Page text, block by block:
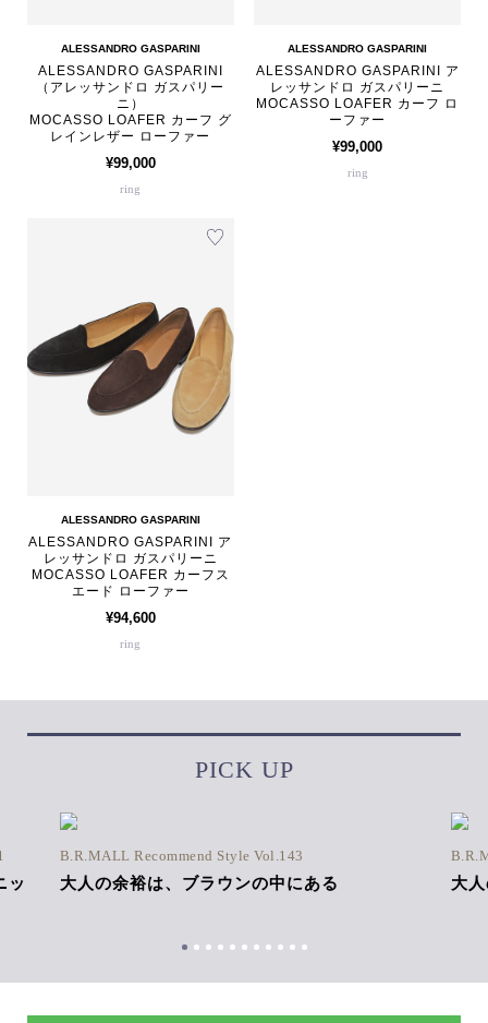
ALESSANDRO GASPARINI
ALESSANDRO GASPARINI
（アレッサンドロ ガスパリー
ニ）
MOCASSO LOAFER カーフ グ
レインレザー ローファー
¥99,000
ring
ALESSANDRO GASPARINI
ALESSANDRO GASPARINI ア
レッサンドロ ガスパリーニ
MOCASSO LOAFER カーフ ロ
ーファー
¥99,000
ring
ALESSANDRO GASPARINI
ALESSANDRO GASPARINI ア
レッサンドロ ガスパリーニ
MOCASSO LOAFER カーフス
エード ローファー
¥94,600
ring
PICK UP
ッ
B.R.MALL Recommend Style Vol.143
大人の余裕は、ブラウンの中にある 大